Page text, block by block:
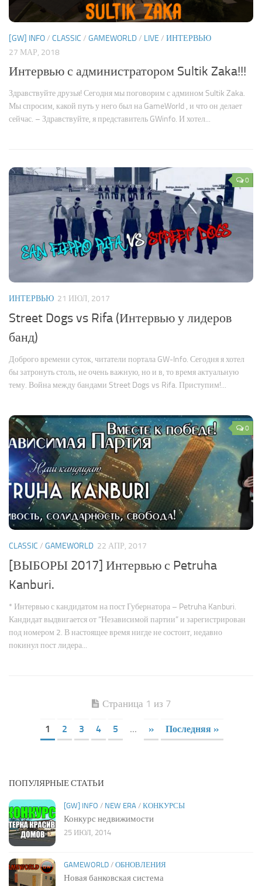
[GW] INFO/ CLASSIC / GAMEWORLD/ LIVE / ИНТЕРВЬЮ
27 МАР, 2018
Интервью с администратором Sultik Zaka!!!
Здравствуйте друзья! Сегодня мы поговорим с админом Sultik Zaka.
Мы спросим, какой путь у него был на GameWorld , и что он делает
сейчас. – Здравствуйте, я представитель GWinfo. И хотел...
0
ИНТЕРВЬЮ 21 ИЮЛ, 2017
Street Dogs vs Rifa (Интервью у лидеров
банд)
Доброго времени суток, читатели портала GW-Info. Сегодня я хотел
бы затронуть столь, не очень важную, но и в, то время актуальную
тему. Война между бандами Street Dogs vs Rifa. Приступим!...
0
CLASSIC / GAMEWORLD 22 АПР, 2017
[ВЫБОРЫ 2017] Интервью с Petruha
Kanburi.
* Интервью с кандидатом на пост Губернатора – Petruha Kanburi.
Кандидат выдвигается от “Независимой партии” и зарегистрирован
под номером 2. В настоящее время нигде не состоит, недавно
покинул пост лидера...
Страница 1 из 7
1 2 3 4 5 ... » Последняя »
ПОПУЛЯРНЫЕ СТАТЬИ
[GW] INFO / NEW ERA / КОНКУРСЫ
Конкурс недвижимости
25 ИЮЛ, 2014
GAMEWORLD / ОБНОВЛЕНИЯ
Новая банковская система